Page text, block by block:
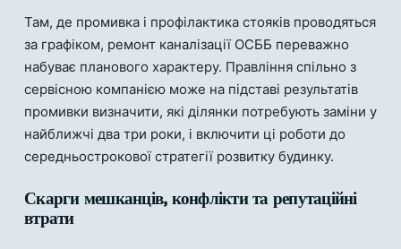
Там, де промивка і профілактика стояків проводяться
за графіком, ремонт каналізації ОСББ переважно
набуває планового характеру. Правління спільно з
сервісною компанією може на підставі результатів
промивки визначити, які ділянки потребують заміни у
найближчі два три роки, і включити ці роботи до
середньострокової стратегії розвитку будинку.
Скарги мешканців, конфлікти та репутаційні
втрати